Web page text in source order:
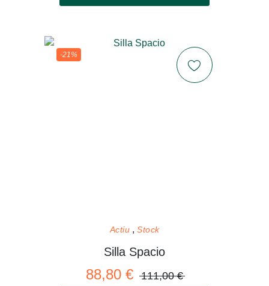
-21%
Actiu Stock
Silla Spacio
88,80 € 111,00 €